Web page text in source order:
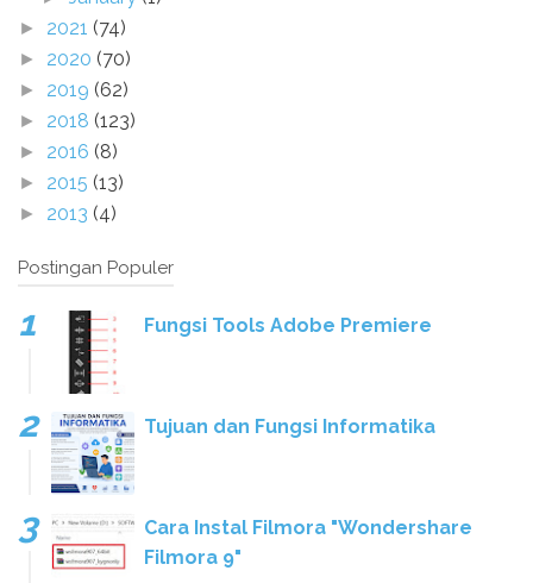
► 2021 (74)
► 2020 (70)
► 2019 (62)
► 2018 (123)
► 2016 (8)
► 2015 (13)
► 2013 (4)
Postingan Populer
Fungsi Tools Adobe Premiere
Tujuan dan Fungsi Informatika
Cara Instal Filmora "Wondershare
Filmora 9"